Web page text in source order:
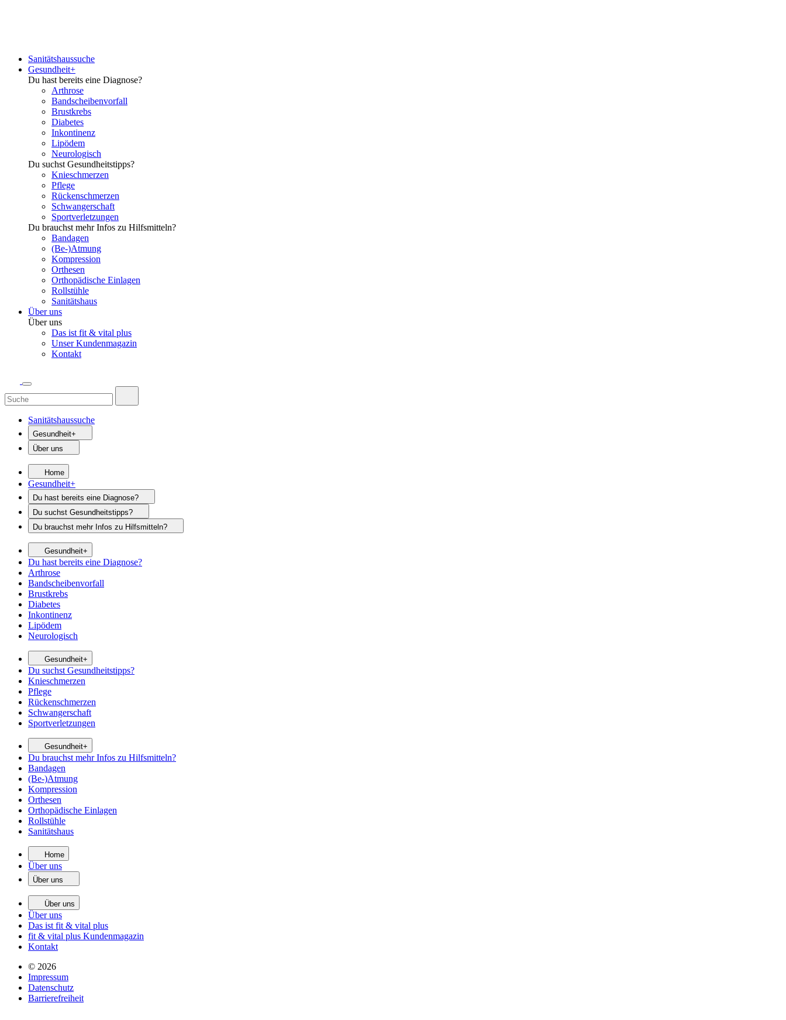
Sanitätshaussuche
Gesundheit+
Du hast bereits eine Diagnose?
Arthrose
Bandscheibenvorfall
Brustkrebs
Diabetes
Inkontinenz
Lipödem
Neurologisch
Du suchst Gesundheitstipps?
Knieschmerzen
Pflege
Rückenschmerzen
Schwangerschaft
Sportverletzungen
Du brauchst mehr Infos zu Hilfsmitteln?
Bandagen
(Be-)Atmung
Kompression
Orthesen
Orthopädische Einlagen
Rollstühle
Sanitätshaus
Über uns
Über uns
Das ist fit & vital plus
Unser Kundenmagazin
Kontakt
Sanitätshaussuche
Gesundheit+
Über uns
Home
Gesundheit+
Du hast bereits eine Diagnose?
Du suchst Gesundheitstipps?
Du brauchst mehr Infos zu Hilfsmitteln?
Gesundheit+
Du hast bereits eine Diagnose?
Arthrose
Bandscheibenvorfall
Brustkrebs
Diabetes
Inkontinenz
Lipödem
Neurologisch
Gesundheit+
Du suchst Gesundheitstipps?
Knieschmerzen
Pflege
Rückenschmerzen
Schwangerschaft
Sportverletzungen
Gesundheit+
Du brauchst mehr Infos zu Hilfsmitteln?
Bandagen
(Be-)Atmung
Kompression
Orthesen
Orthopädische Einlagen
Rollstühle
Sanitätshaus
Home
Über uns
Über uns
Über uns
Über uns
Das ist fit & vital plus
fit & vital plus Kundenmagazin
Kontakt
© 2026
Impressum
Datenschutz
Barrierefreiheit